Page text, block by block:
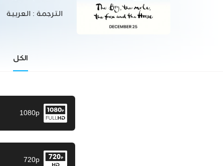
الترجمة : العربية
الكل
1080p
720p